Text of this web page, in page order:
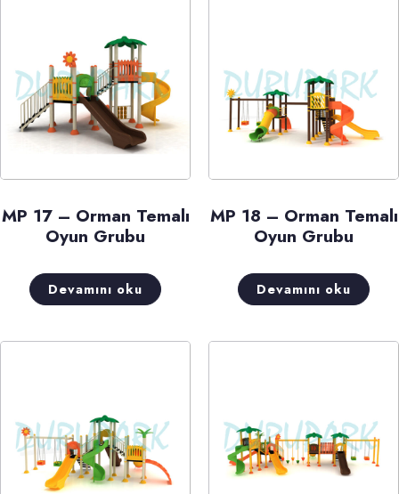
MP 17 – Orman Temalı
Oyun Grubu
Devamını oku
MP 18 – Orman Temalı
Oyun Grubu
Devamını oku